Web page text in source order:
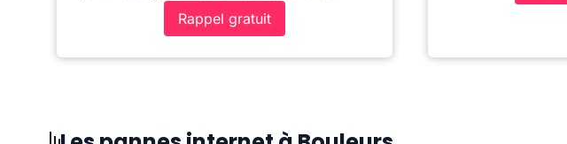
Rappel gratuit